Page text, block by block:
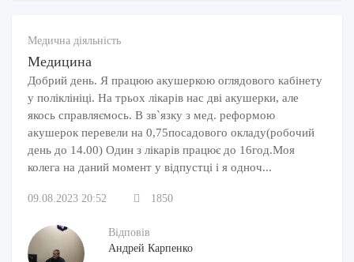
Медична діяльність
Медицина
Добрий день. Я працюю акушеркою оглядового кабінету
у поліклініці. На трьох лікарів нас дві акушерки, але
якось справляємось. В зв`язку з мед. реформою
акушерок перевели на 0,75посадового окладу(робочий
день до 14.00) Один з лікарів працює до 16год.Моя
колега на даний момент у відпустці і я одноч...
09.08.2023 20:52 1850
Відповів
Андрей Карпенко